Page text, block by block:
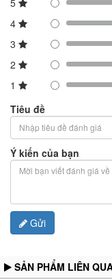
4
3
2
1
Tiêu đề
Ý kiến của bạn
Gửi
SẢN PHẨM LIÊN